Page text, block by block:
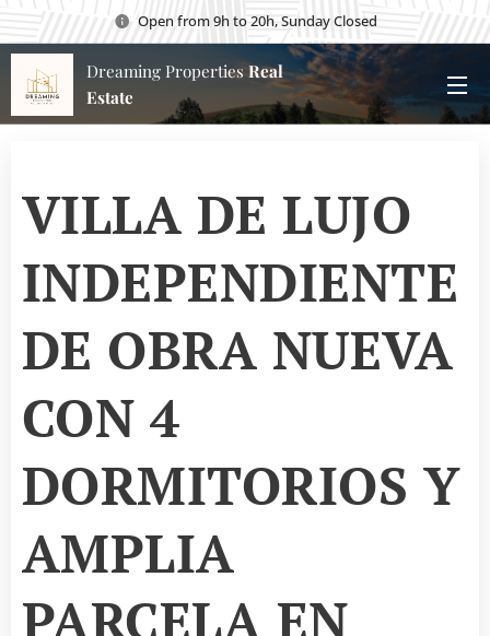
Open from 9h to 20h, Sunday Closed
Dreaming Properties Real
Estate
VILLA DE LUJO
INDEPENDIENTE
DE OBRA NUEVA
CON 4
DORMITORIOS Y
AMPLIA
PARCELA EN